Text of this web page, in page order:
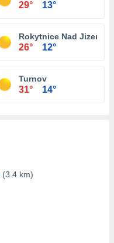
29° 13°
Rokytnice Nad Jizerou
26° 12°
Turnov
31° 14°
(3.4 km)